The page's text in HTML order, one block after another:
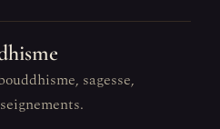
sagesse,